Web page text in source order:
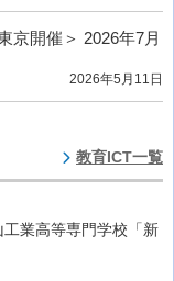
京開催＞ 2026年7月
2026年5月11日
教育ICT一覧
業高等専門学校「新